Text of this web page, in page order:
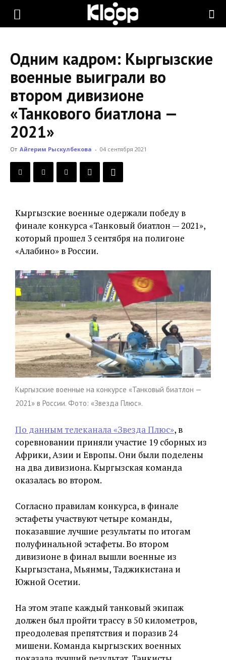
KLOOP.KG
Новости
Кыргызстана
Одним кадром: Кыргызские
военные выиграли во
втором дивизионе
«Танкового биатлона —
2021»
От Айгерим Рыскулбекова - 04 сентября 2021
Кыргызские военные одержали победу в
финале конкурса «Танковый биатлон — 2021»,
который прошел 3 сентября на полигоне
«Алабино» в России.
Кыргызские военные на конкурсе «Танковый биатлон —
2021» в России. Фото: «Звезда Плюс».
По данным телеканала «Звезда Плюс», в
соревновании приняли участие 19 сборных из
Африки, Азии и Европы. Они были поделены
на два дивизиона. Кыргызская команда
оказалась во втором.
Согласно правилам конкурса, в финале
эстафеты участвуют четыре команды,
показавшие лучшие результаты по итогам
полуфинальной эстафеты. Во втором
дивизионе в финал вышли военные из
Кыргызстана, Мьянмы, Таджикистана и
Южной Осетии.
На этом этапе каждый танковый экипаж
должен был пройти трассу в 50 километров,
преодолевая препятствия и поразив 24
мишени. Команда кыргызских военных